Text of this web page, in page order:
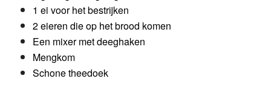
1 ei voor het bestrijken
2 eieren die op het brood komen
Een mixer met deeghaken
Mengkom
Schone theedoek